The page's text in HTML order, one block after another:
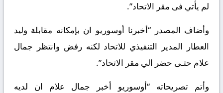
لم يأتي فى مقر الاتحاد”.
وأضاف المصدر “أخبرنا أوسوريو ان بإمكانه مقابلة وليد
العطار المدير التنفيذي للاتحاد لكنه رفض وانتظر جمال
علام حتـى حضر الي مقر الاتحاد”.
وأتم تصريحاته “أوسوريو أخبر جمال علام ان لديه